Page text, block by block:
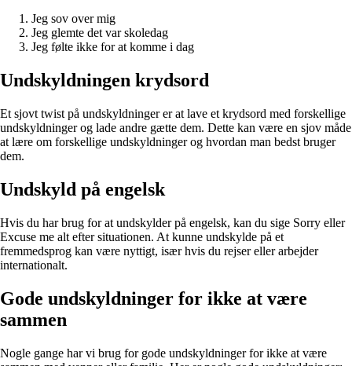
Jeg sov over mig
Jeg glemte det var skoledag
Jeg følte ikke for at komme i dag
Undskyldningen krydsord
Et sjovt twist på undskyldninger er at lave et krydsord med forskellige
undskyldninger og lade andre gætte dem. Dette kan være en sjov måde
at lære om forskellige undskyldninger og hvordan man bedst bruger
dem.
Undskyld på engelsk
Hvis du har brug for at undskylder på engelsk, kan du sige Sorry eller
Excuse me alt efter situationen. At kunne undskylde på et
fremmedsprog kan være nyttigt, især hvis du rejser eller arbejder
internationalt.
Gode undskyldninger for ikke at være
sammen
Nogle gange har vi brug for gode undskyldninger for ikke at være